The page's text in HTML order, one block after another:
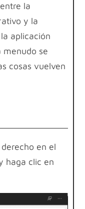
la
y la
aplicación
menudo se
cosas vuelven
en el
haga clic en